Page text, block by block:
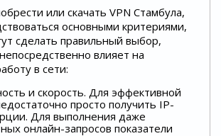
или скачать VPN Стамбула,
основными критериями,
сделать правильный выбор,
влияет на
в сети:
и скорость. Для эффективной
просто получить IP-
Для выполнения даже
онлайн-запросов показатели